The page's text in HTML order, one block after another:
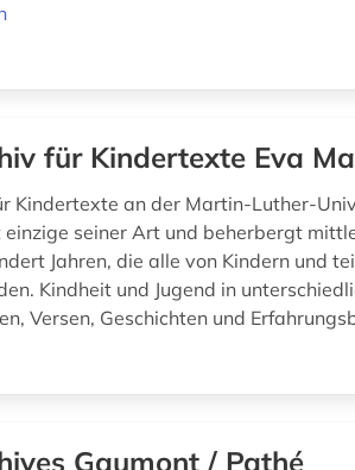
für Kindertexte Eva
Kindertexte an der Martin-Luther-
seiner Art und beherbergt
Jahren, die alle von Kindern und
Kindheit und Jugend in
Versen, Geschichten und
Gaumont / Pathé